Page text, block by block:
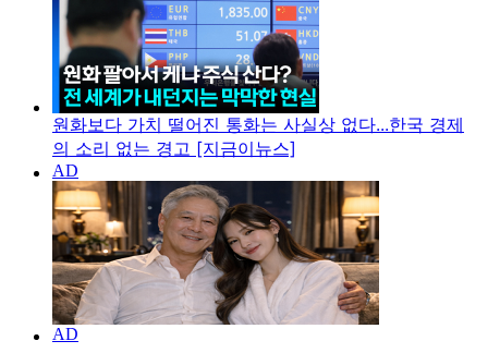
원화보다 가치 떨어진 통화는 사실상 없다...한국 경제
의 소리 없는 경고 [지금이뉴스]